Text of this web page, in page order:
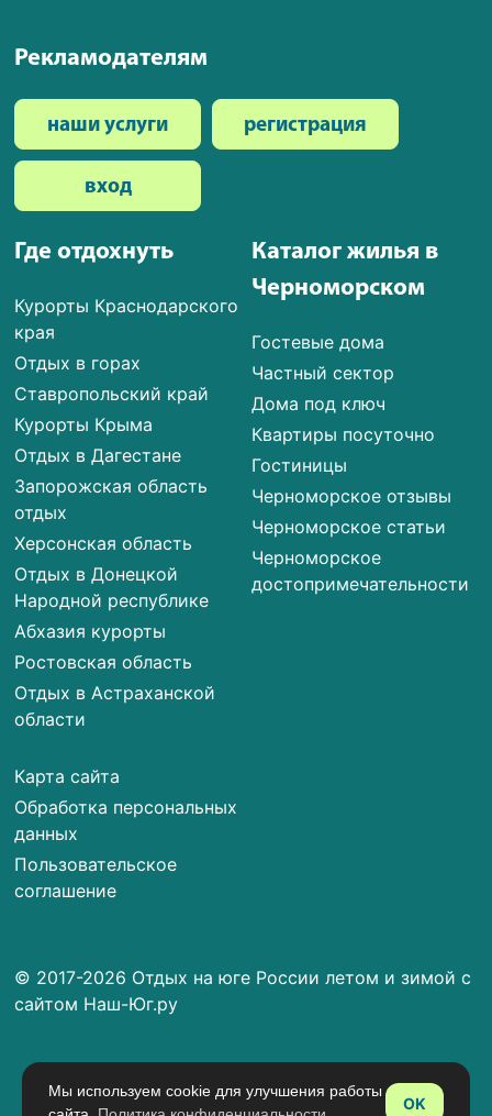
Где отдохнуть
Курорты Краснодарского
края
Отдых в горах
Ставропольский край
Курорты Крыма
Отдых в Дагестане
Запорожская область
отдых
Херсонская область
Отдых в Донецкой
Народной республике
Абхазия курорты
Ростовская область
Отдых в Астраханской
области
Карта сайта
Обработка персональных
данных
Пользовательское
соглашение
Каталог жилья в
Черноморском
Гостевые дома
Частный сектор
Дома под ключ
Квартиры посуточно
Гостиницы
Черноморское отзывы
Черноморское статьи
Черноморское
достопримечательности
Рекламодателям
наши услуги регистрация
вход
© 2017-2026 Отдых на юге России летом и зимой с
сайтом Наш-Юг.ру
Мы используем cookie для улучшения работы
OK